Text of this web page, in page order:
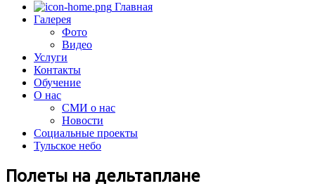
Главная
Галерея
Фото
Видео
Услуги
Контакты
Обучение
О нас
СМИ о нас
Новости
Социальные проекты
Тульское небо
Полеты на дельтаплане